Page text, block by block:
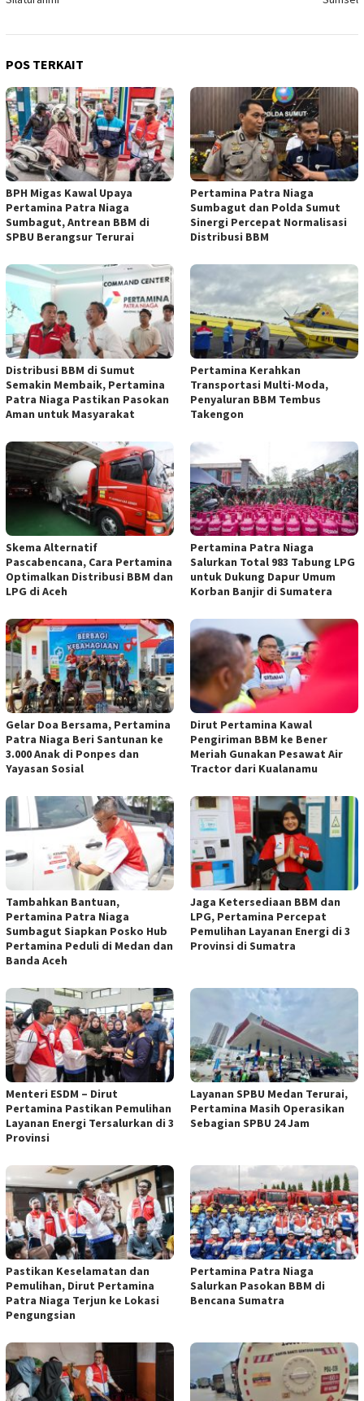
POS TERKAIT
BPH Migas Kawal Upaya
Pertamina Patra Niaga
Sumbagut, Antrean BBM di
SPBU Berangsur Terurai
Pertamina Patra Niaga
Sumbagut dan Polda Sumut
Sinergi Percepat Normalisasi
Distribusi BBM
Distribusi BBM di Sumut
Semakin Membaik, Pertamina
Patra Niaga Pastikan Pasokan
Aman untuk Masyarakat
Pertamina Kerahkan
Transportasi Multi-Moda,
Penyaluran BBM Tembus
Takengon
Skema Alternatif
Pascabencana, Cara Pertamina
Optimalkan Distribusi BBM dan
LPG di Aceh
Pertamina Patra Niaga
Salurkan Total 983 Tabung LPG
untuk Dukung Dapur Umum
Korban Banjir di Sumatera
Gelar Doa Bersama, Pertamina
Patra Niaga Beri Santunan ke
3.000 Anak di Ponpes dan
Yayasan Sosial
Dirut Pertamina Kawal
Pengiriman BBM ke Bener
Meriah Gunakan Pesawat Air
Tractor dari Kualanamu
Tambahkan Bantuan,
Pertamina Patra Niaga
Sumbagut Siapkan Posko Hub
Pertamina Peduli di Medan dan
Banda Aceh
Jaga Ketersediaan BBM dan
LPG, Pertamina Percepat
Pemulihan Layanan Energi di 3
Provinsi di Sumatra
Menteri ESDM – Dirut
Pertamina Pastikan Pemulihan
Layanan Energi Tersalurkan di 3
Provinsi
Layanan SPBU Medan Terurai,
Pertamina Masih Operasikan
Sebagian SPBU 24 Jam
Pastikan Keselamatan dan
Pemulihan, Dirut Pertamina
Patra Niaga Terjun ke Lokasi
Pengungsian
Pertamina Patra Niaga
Salurkan Pasokan BBM di
Bencana Sumatra